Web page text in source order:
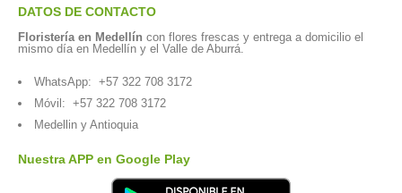
DATOS DE CONTACTO
Floristería en Medellín con flores frescas y entrega a domicilio el
mismo día en Medellín y el Valle de Aburrá.
WhatsApp: +57 322 708 3172
Móvil: +57 322 708 3172
Medellin y Antioquia
Nuestra APP en Google Play